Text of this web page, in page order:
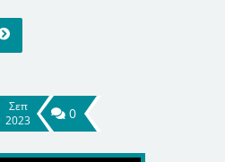
Σεπ
2023
0